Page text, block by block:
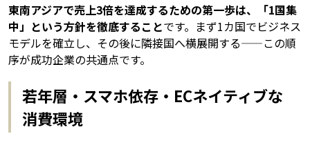
東南アジアで売上3倍を達成するための第一歩は、「1国集
中」という方針を徹底することです。まず1カ国でビジネス
モデルを確立し、その後に隣接国へ横展開する——この順
序が成功企業の共通点です。
若年層・スマホ依存・ECネイティブな
消費環境